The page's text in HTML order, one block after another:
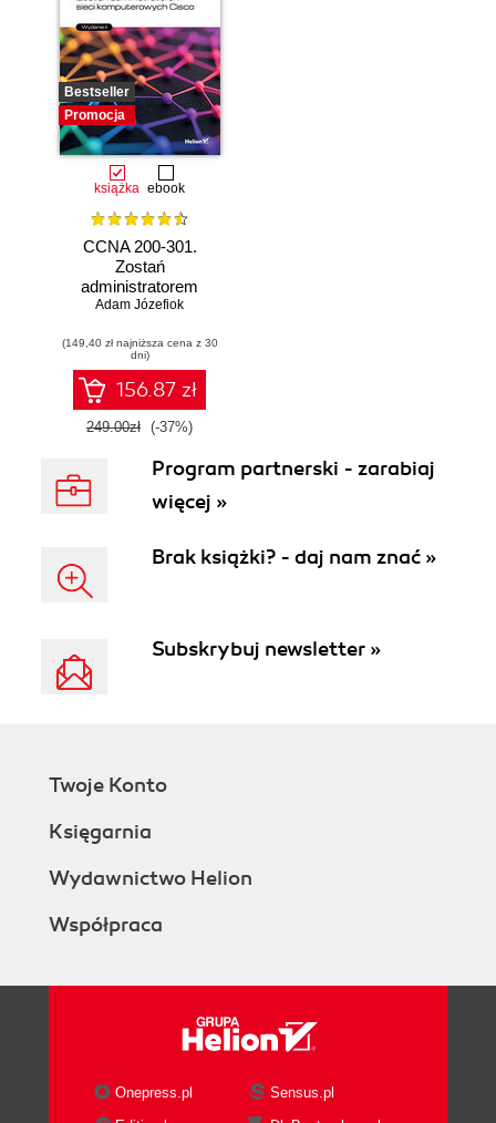
Bestseller
Promocja
książka ebook
CCNA 200-301.
Zostań
administratorem
sieci
Cisco. Wydanie II
Adam Józefiok
(149,40 zł najniższa cena z 30
dni)
156.87 zł
249.00zł (-37%)
Program partnerski - zarabiaj
więcej »
Brak książki? - daj nam znać »
Subskrybuj newsletter »
Twoje Konto
Księgarnia
Wydawnictwo Helion
Współpraca
Onepress.pl
Sensus.pl